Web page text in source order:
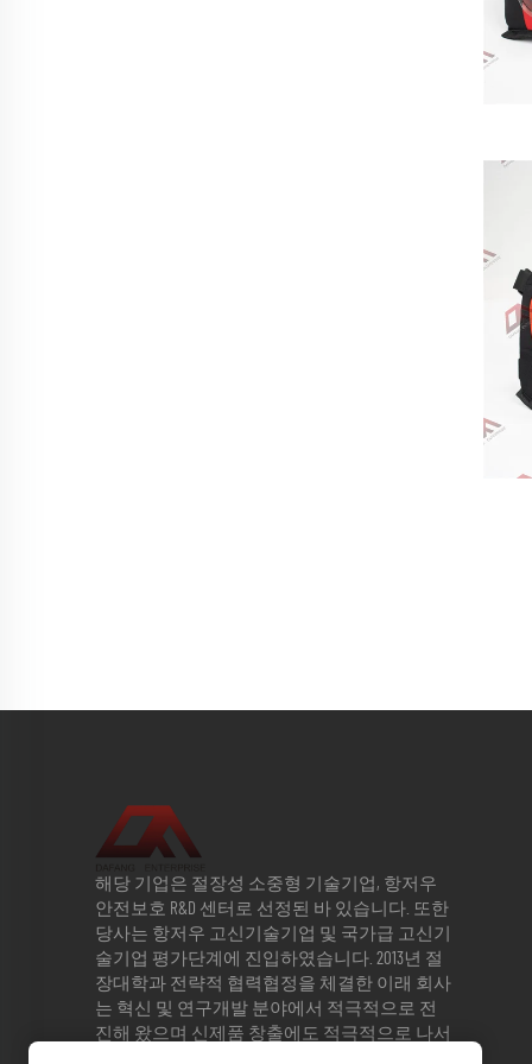
해당 기업은 절장성 소중형 기술기업, 항저우
안전보호 R&D 센터로 선정된 바 있습니다. 또한
당사는 항저우 고신기술기업 및 국가급 고신기
술기업 평가단계에 진입하였습니다. 2013년 절
장대학과 전략적 협력협정을 체결한 이래 회사
는 혁신 및 연구개발 분야에서 적극적으로 전
진해 왔으며 신제품 창출에도 적극적으로 나서